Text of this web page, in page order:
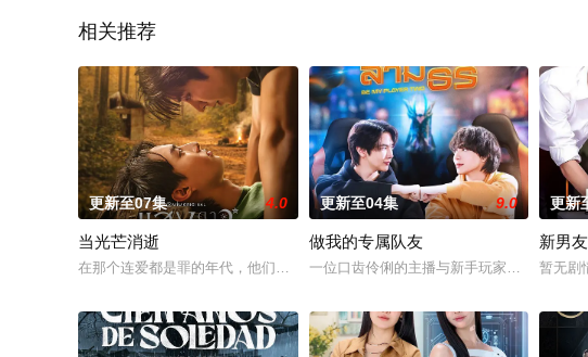
相关推荐
更新至07集 4.0
当光芒消逝
在那个连爱都是罪的年代，他们选择了彼此。 1976年10月6日清晨，泰国爆发血腥
更新至04集 9.0
做我的专属队友
一位口齿伶俐的主播与新手玩家！顶级主播
更新
新男友
暂无剧